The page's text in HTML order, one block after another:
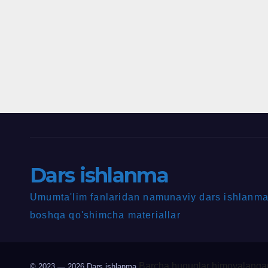
Dars ishlanma
Umumta'lim fanlaridan namunaviy dars
boshqa qo'shimcha materiallar
Barcha huquqlar